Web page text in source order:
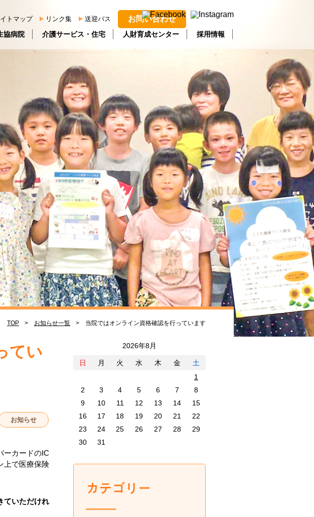
トマップ リンク集 送迎バス お問い合わせ
協病院 介護サービス・住宅 人財育成センター 採用情報
TOP お知らせ一覧 当院ではオンライン資格確認を行っています
てい
お知らせ
ーカードのIC
上で医療保険
ていただけれ
2026年8月
日 月 火 水 木 金
土
1
2
3 4 5 6 7
8
9
10 11 12 13 14
15
16
17 18 19 20 21
22
23
24 25 26 27 28
29
30
31